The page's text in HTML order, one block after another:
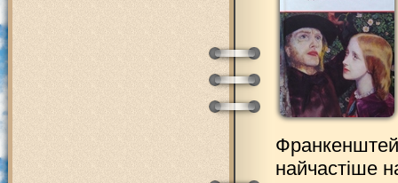
найчастіше